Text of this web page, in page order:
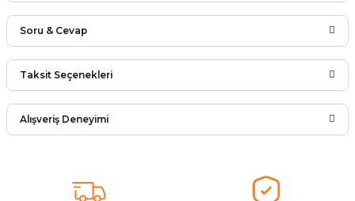
Bu ürüne ilk yorumu siz yapın!
Soru & Cevap
Ürün hakkında henüz soru sorulmamış.
Taksit Seçenekleri
Alışveriş Deneyimi
herkese tavsiye ederim